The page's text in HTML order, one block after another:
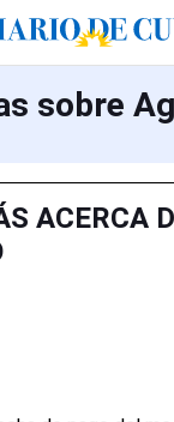
sobre
ACERCA